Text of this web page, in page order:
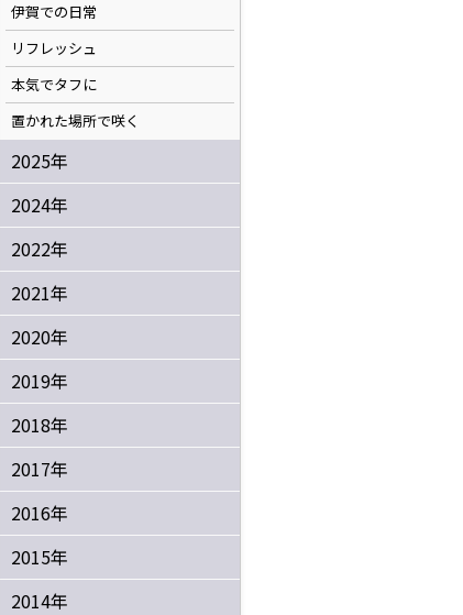
伊賀での日常
リフレッシュ
本気でタフに
置かれた場所で咲く
2025年
2024年
2022年
2021年
2020年
2019年
2018年
2017年
2016年
2015年
2014年